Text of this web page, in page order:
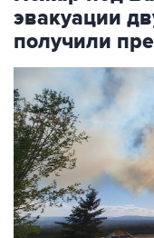
эвакуации
получили